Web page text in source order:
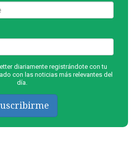
diariamente registrándote con tu
con las noticias más relevantes del
día.